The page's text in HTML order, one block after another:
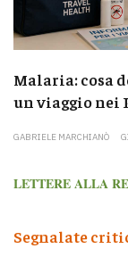
Malaria: cosa
un viaggio nei
GABRIELE MARCHIANÒ
LETTERE ALLA
Segnalate